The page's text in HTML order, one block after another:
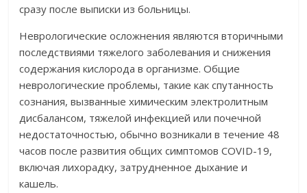
сразу после выписки из больницы.
Неврологические осложнения являются вторичными
последствиями тяжелого заболевания и снижения
содержания кислорода в организме. Общие
неврологические проблемы, такие как спутанность
сознания, вызванные химическим электролитным
дисбалансом, тяжелой инфекцией или почечной
недостаточностью, обычно возникали в течение 48
часов после развития общих симптомов COVID-19,
включая лихорадку, затрудненное дыхание и
кашель.